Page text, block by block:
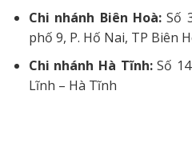
Chi nhánh Biên Hoà:Số
phố 9, P. Hố Nai, TP Biên
Chi nhánh Hà Tĩnh:Số
Lĩnh – Hà Tĩnh